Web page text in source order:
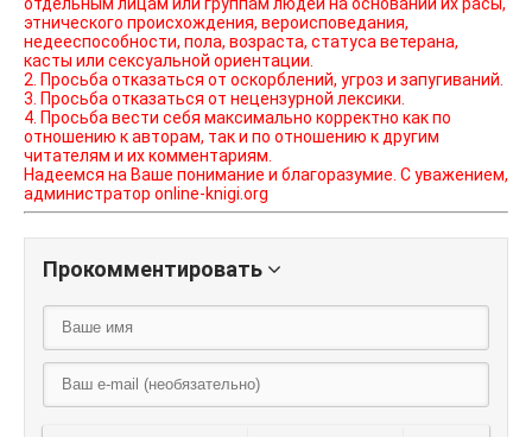
этнического происхождения, вероисповедания,
недееспособности, пола, возраста, статуса ветерана,
касты или сексуальной ориентации.
2. Просьба отказаться от оскорблений, угроз и запугиваний.
3. Просьба отказаться от нецензурной лексики.
4. Просьба вести себя максимально корректно как по
отношению к авторам, так и по отношению к другим
читателям и их комментариям.
Надеемся на Ваше понимание и благоразумие. С уважением,
администратор online-knigi.org
Прокомментировать